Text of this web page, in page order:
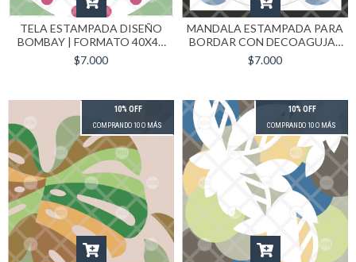
TELA ESTAMPADA DISEÑO
BOMBAY | FORMATO 40X40
CM
$7.000
MANDALA ESTAMPADA PARA
BORDAR CON DECOAGUJA |
FORMATO 40X40 CM
$7.000
10% OFF
COMPRANDO 10 O MÁS
10% OFF
COMPRANDO 10 O MÁS